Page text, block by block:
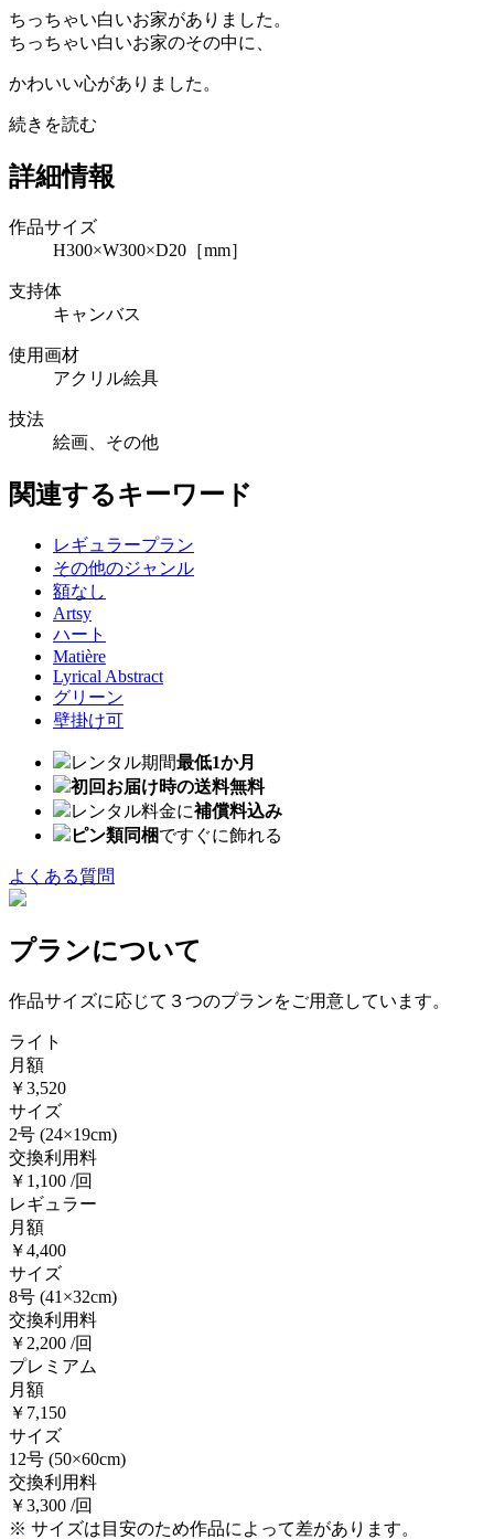
ちっちゃい白いお家がありました。
ちっちゃい白いお家のその中に、
かわいい心がありました。
続きを読む
詳細情報
作品サイズ
H300×W300×D20［mm］
支持体
キャンバス
使用画材
アクリル絵具
技法
絵画、その他
関連するキーワード
レギュラープラン
その他のジャンル
額なし
Artsy
ハート
Matière
Lyrical Abstract
グリーン
壁掛け可
レンタル期間最低1か月
初回お届け時の送料無料
レンタル料金に補償料込み
ピン類同梱ですぐに飾れる
よくある質問
プランについて
作品サイズに応じて３つのプランをご用意しています。
ライト
月額
￥3,520
サイズ
2号 (24×19cm)
交換利用料
￥1,100 /回
レギュラー
月額
￥4,400
サイズ
8号 (41×32cm)
交換利用料
￥2,200 /回
プレミアム
月額
￥7,150
サイズ
12号 (50×60cm)
交換利用料
￥3,300 /回
※ サイズは目安のため作品によって差があります。